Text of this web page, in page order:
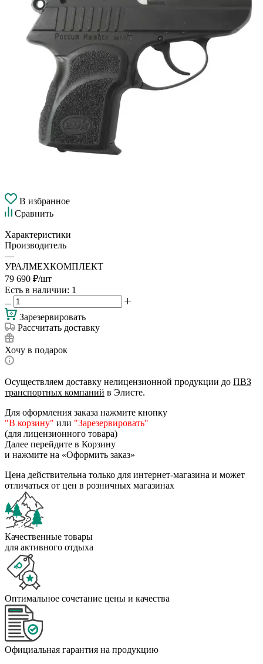
В избранное
Сравнить
Характеристики
Производитель
—
УРАЛМЕХКОМПЛЕКТ
79 690 ₽/шт
Есть в наличии: 1
Зарезервировать
Рассчитать доставку
Хочу в подарок
Осуществляем доставку нелицензионной продукции до ПВЗ
транспортных компаний в Элисте.
Для оформления заказа нажмите кнопку
"В корзину" или "Зарезервировать"
(для лицензионного товара)
Далее перейдите в Корзину
и нажмите на «Оформить заказ»
Цена действительна только для интернет-магазина и может
отличаться от цен в розничных магазинах
Качественные товары
для активного отдыха
Оптимальное сочетание цены и качества
Официальная гарантия на продукцию